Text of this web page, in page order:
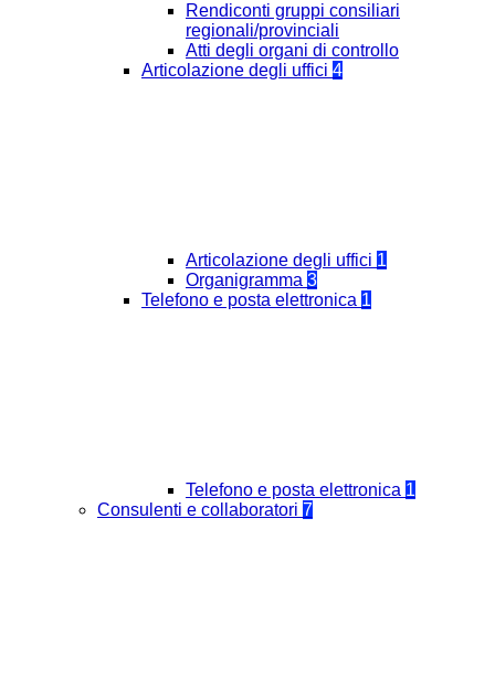
Rendiconti gruppi consiliari
regionali/provinciali
Atti degli organi di controllo
Articolazione degli uffici 4
Articolazione degli uffici 1
Organigramma 3
Telefono e posta elettronica 1
Telefono e posta elettronica 1
Consulenti e collaboratori 7